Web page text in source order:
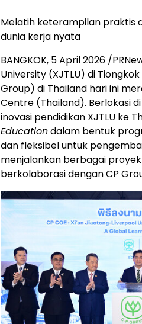
Melatih keterampilan praktis
dunia kerja nyata
BANGKOK, 5 April 2026 /
University (XJTLU) di
Group) di Thailand hari ini
Centre (Thailand). Berlokasi
inovasi pendidikan XJTLU ke
Educationdalam bentuk
dan fleksibel untuk
menjalankan berbagai
berkolaborasi dengan CP